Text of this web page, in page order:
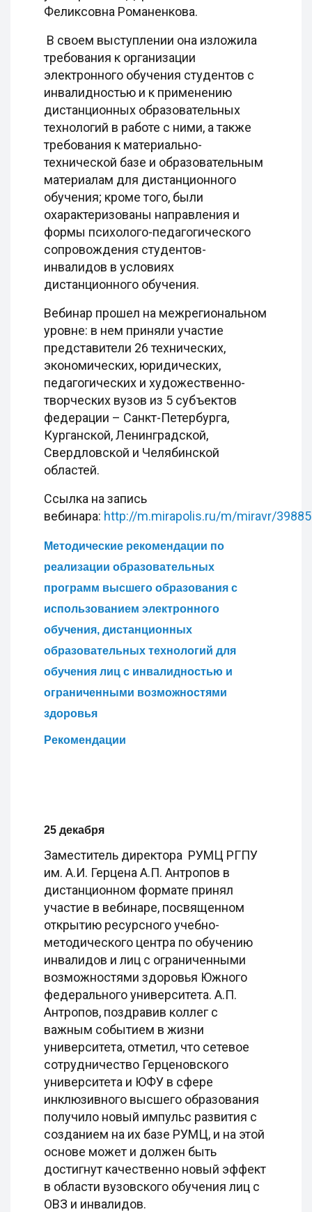
Феликсовна Романенкова.
В своем выступлении она изложила
требования к организации
электронного обучения студентов с
инвалидностью и к применению
дистанционных образовательных
технологий в работе с ними, а также
требования к материально-
технической базе и образовательным
материалам для дистанционного
обучения; кроме того, были
охарактеризованы направления и
формы психолого-педагогического
сопровождения студентов-
инвалидов в условиях
дистанционного обучения.
Вебинар прошел на межрегиональном
уровне: в нем приняли участие
представители 26 технических,
экономических, юридических,
педагогических и художественно-
творческих вузов из 5 субъектов
федерации – Санкт-Петербурга,
Курганской, Ленинградской,
Свердловской и Челябинской
областей.
Ссылка на запись
вебинара: http://m.mirapolis.ru/m/miravr/
Методические рекомендации по
реализации образовательных
программ высшего образования с
использованием электронного
обучения, дистанционных
образовательных технологий для
обучения лиц с инвалидностью и
ограниченными возможностями
здоровья
Рекомендации
25 декабря
Заместитель директора РУМЦ РГПУ
им. А.И. Герцена А.П. Антропов в
дистанционном формате принял
участие в вебинаре, посвященном
открытию ресурсного учебно-
методического центра по обучению
инвалидов и лиц с ограниченными
возможностями здоровья Южного
федерального университета. А.П.
Антропов, поздравив коллег с
важным событием в жизни
университета, отметил, что сетевое
сотрудничество Герценовского
университета и ЮФУ в сфере
инклюзивного высшего образования
получило новый импульс развития с
созданием на их базе РУМЦ, и на этой
основе может и должен быть
достигнут качественно новый эффект
в области вузовского обучения лиц с
ОВЗ и инвалидов.